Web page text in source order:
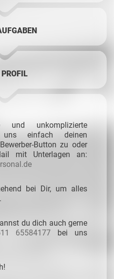
PROFIL
unkomplizierte
uns einfach deinen
Button zu oder
mit Unterlagen an:
bei Dir, um alles
du dich auch gerne
65584177 bei uns